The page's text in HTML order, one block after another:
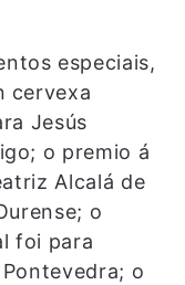
especiais,
cervexa
Jesús
o premio á
Alcalá de
o
foi para
o